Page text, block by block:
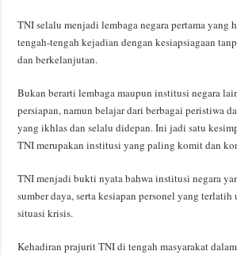
TNI selalu menjadi lembaga negara pertama yang
tengah-tengah kejadian dengan kesiapsiagaan
dan berkelanjutan.
Bukan berarti lembaga maupun institusi negara
persiapan, namun belajar dari berbagai peristiwa
yang ikhlas dan selalu didepan. Ini jadi satu
TNI merupakan institusi yang paling komit dan
TNI menjadi bukti nyata bahwa institusi negara
sumber daya, serta kesiapan personel yang
situasi krisis.
Kehadiran prajurit TNI di tengah masyarakat